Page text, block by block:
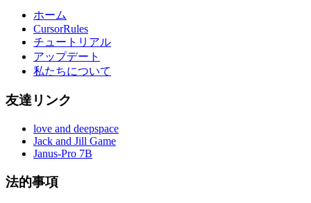
ホーム
CursorRules
チュートリアル
アップデート
私たちについて
友達リンク
love and deepspace
Jack and Jill Game
Janus-Pro 7B
法的事項